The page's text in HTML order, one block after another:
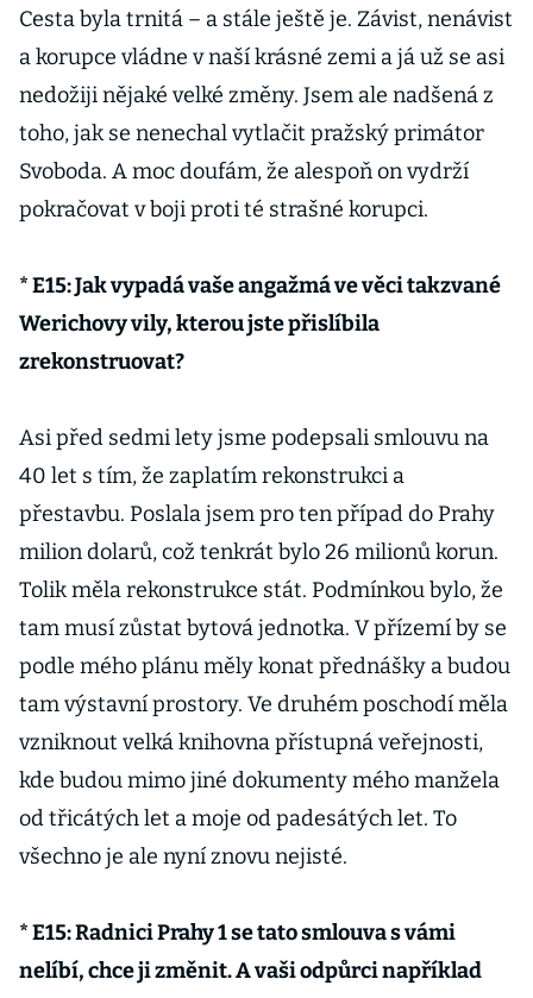
Cesta byla trnitá – a stále ještě je. Závist, nenávist
a korupce vládne v naší krásné zemi a já už se asi
nedožiji nějaké velké změny. Jsem ale nadšená z
toho, jak se nenechal vytlačit pražský primátor
Svoboda. A moc doufám, že alespoň on vydrží
pokračovat v boji proti té strašné korupci.
* E15: Jak vypadá vaše angažmá ve věci takzvané
Werichovy vily, kterou jste přislíbila
zrekonstruovat?
Asi před sedmi lety jsme podepsali smlouvu na
40 let s tím, že zaplatím rekonstrukci a
přestavbu. Poslala jsem pro ten případ do Prahy
milion dolarů, což tenkrát bylo 26 milionů korun.
Tolik měla rekonstrukce stát. Podmínkou bylo, že
tam musí zůstat bytová jednotka. V přízemí by se
podle mého plánu měly konat přednášky a budou
tam výstavní prostory. Ve druhém poschodí měla
vzniknout velká knihovna přístupná veřejnosti,
kde budou mimo jiné dokumenty mého manžela
od třicátých let a moje od padesátých let. To
všechno je ale nyní znovu nejisté.
* E15: Radnici Prahy 1 se tato smlouva s vámi
nelíbí, chce ji změnit. A vaši odpůrci například